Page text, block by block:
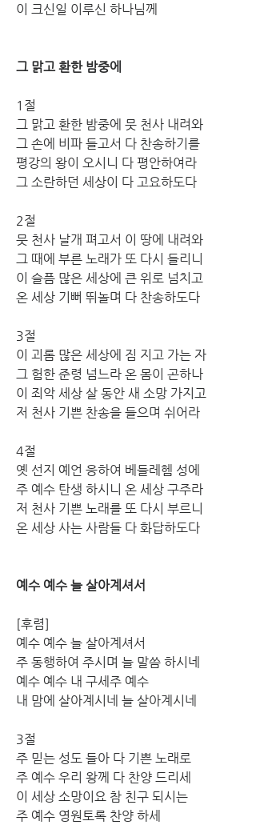
이 크신일 이루신 하나님께
그 맑고 환한 밤중에
1절
그 맑고 환한 밤중에 뭇 천사 내려와
그 손에 비파 들고서 다 찬송하기를
평강의 왕이 오시니 다 평안하여라
그 소란하던 세상이 다 고요하도다
2절
뭇 천사 날개 펴고서 이 땅에 내려와
그 때에 부른 노래가 또 다시 들리니
이 슬픔 많은 세상에 큰 위로 넘치고
온 세상 기뻐 뛰놀며 다 찬송하도다
3절
이 괴롬 많은 세상에 짐 지고 가는 자
그 험한 준령 넘느라 온 몸이 곤하나
이 죄악 세상 살 동안 새 소망 가지고
저 천사 기쁜 찬송을 들으며 쉬어라
4절
옛 선지 예언 응하여 베들레헴 성에
주 예수 탄생 하시니 온 세상 구주라
저 천사 기쁜 노래를 또 다시 부르니
온 세상 사는 사람들 다 화답하도다
예수 예수 늘 살아계셔서
[후렴]
예수 예수 늘 살아계셔서
주 동행하여 주시며 늘 말씀 하시네
예수 예수 내 구세주 예수
내 맘에 살아계시네 늘 살아계시네
3절
주 믿는 성도 들아 다 기쁜 노래로
주 예수 우리 왕께 다 찬양 드리세
이 세상 소망이요 참 친구 되시는
주 예수 영원토록 찬양 하세